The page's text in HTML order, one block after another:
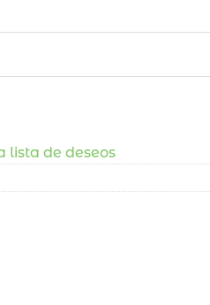
lista de deseos